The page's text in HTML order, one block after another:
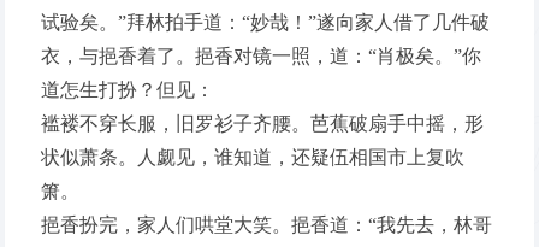
试验矣。”拜林拍手道：“妙哉！”遂向家人借了几件破
衣，与挹香着了。挹香对镜一照，道：“肖极矣。”你
道怎生打扮？但见：
褴褛不穿长服，旧罗衫子齐腰。芭蕉破扇手中摇，形
状似萧条。人觑见，谁知道，还疑伍相国市上复吹
箫。
挹香扮完，家人们哄堂大笑。挹香道：“我先去，林哥